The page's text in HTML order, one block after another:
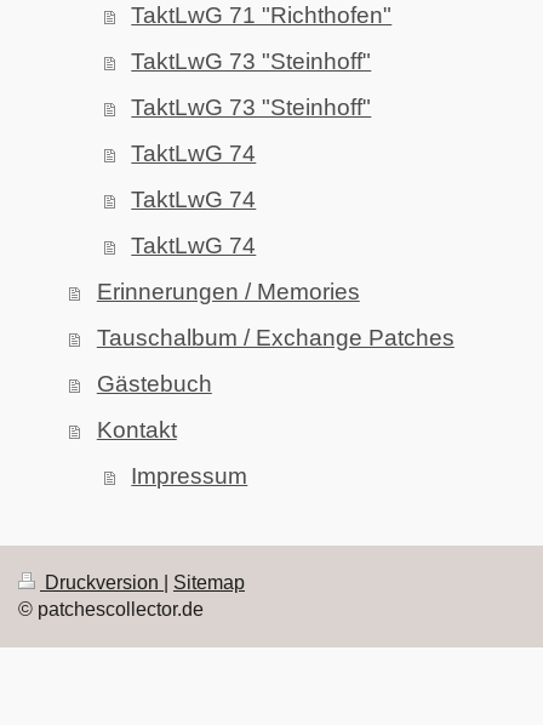
TaktLwG 71 "Richthofen"
TaktLwG 73 "Steinhoff"
TaktLwG 73 "Steinhoff"
TaktLwG 74
TaktLwG 74
TaktLwG 74
Erinnerungen / Memories
Tauschalbum / Exchange Patches
Gästebuch
Kontakt
Impressum
Druckversion
Sitemap
© patchescollector.de